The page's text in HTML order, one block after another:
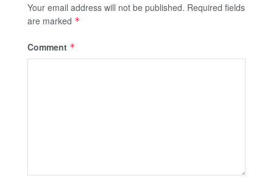
Your email address will not be published. Required fields
are marked *
Comment *